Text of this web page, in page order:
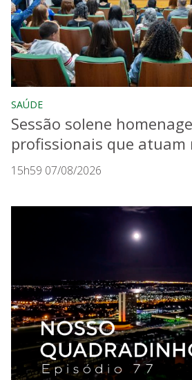
SAÚDE
Sessão solene
profissionais que atuam
15h59 07/08/2026